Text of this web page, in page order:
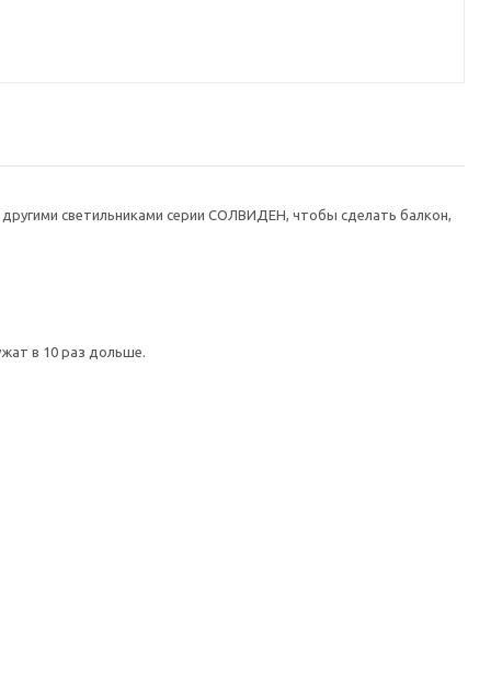
светильниками серии СОЛВИДЕН, чтобы сделать балкон,
в 10 раз дольше.